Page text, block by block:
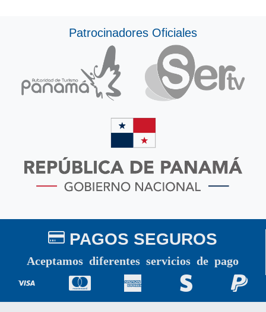
Patrocinadores Oficiales
PAGOS SEGUROS
Aceptamos diferentes servicios de pago